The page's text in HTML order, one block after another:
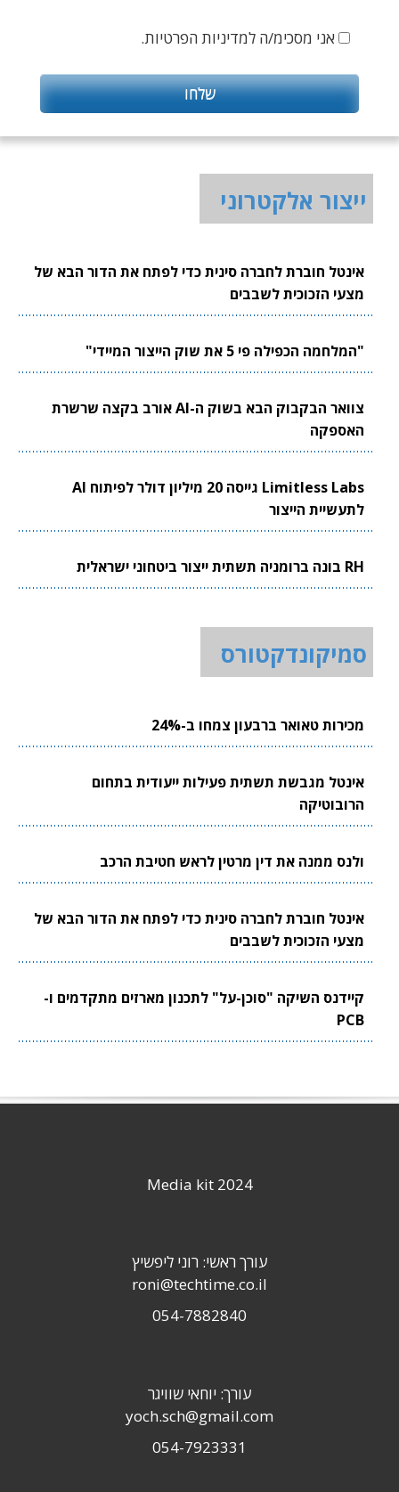
אני מסכימ/ה למדיניות הפרטיות.
ייצור אלקטרוני
אינטל חוברת לחברה סינית כדי לפתח את הדור הבא של
מצעי הזכוכית לשבבים
"המלחמה הכפילה פי 5 את שוק הייצור המיידי"
צוואר הבקבוק הבא בשוק ה-AI אורב בקצה שרשרת
האספקה
Limitless Labs גייסה 20 מיליון דולר לפיתוח AI
לתעשיית הייצור
RH בונה ברומניה תשתית ייצור ביטחוני ישראלית
סמיקונדקטורס
מכירות טאואר ברבעון צמחו ב-24%
אינטל מגבשת תשתית פעילות ייעודית בתחום
הרובוטיקה
ולנס ממנה את דין מרטין לראש חטיבת הרכב
אינטל חוברת לחברה סינית כדי לפתח את הדור הבא של
מצעי הזכוכית לשבבים
קיידנס השיקה "סוכן-על" לתכנון מארזים מתקדמים ו-
PCB
Media kit 2024
עורך ראשי: רוני ליפשיץ
roni@techtime.co.il
054-7882840
עורך: יוחאי שוויגר
yoch.sch@gmail.com
054-7923331